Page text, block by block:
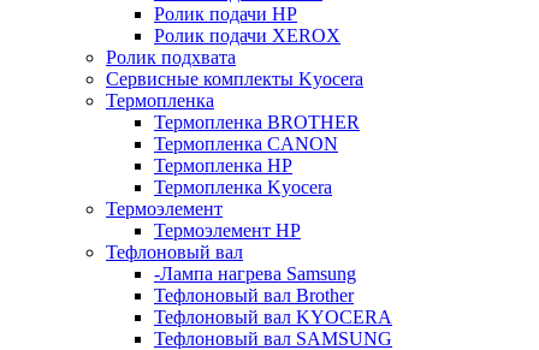
Ролик подачи HP
Ролик подачи XEROX
Ролик подхвата
Сервисные комплекты Kyocera
Термопленка
Термопленка BROTHER
Термопленка CANON
Термопленка HP
Термопленка Kyocera
Термоэлемент
Термоэлемент НР
Тефлоновый вал
-Лампа нагрева Samsung
Тефлоновый вал Brother
Тефлоновый вал KYOCERA
Тефлоновый вал SAMSUNG